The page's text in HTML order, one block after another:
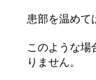
患部を温めて
このような場
りません。